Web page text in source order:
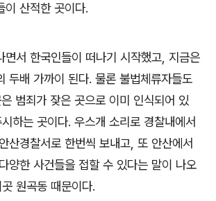
이 산적한 곳이다.
면서 한국인들이 떠나기 시작했고, 지금은
두배 가까이 된다. 물론 불법체류자들도
범죄가 잦은 곳으로 이미 인식되어 있
하는 곳이다. 우스개 소리로 경찰내에서
산경찰서로 한번씩 보내고, 또 안산에서
양한 사건들을 접할 수 있다는 말이 나오
원곡동 때문이다.